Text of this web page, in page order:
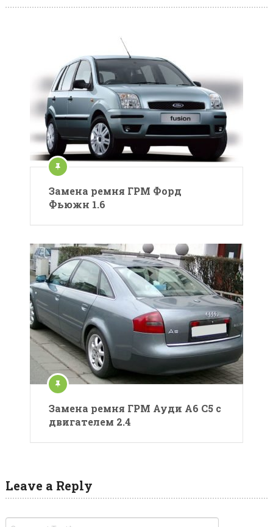
Замена ремня ГРМ Форд
Фьюжн 1.6
Замена ремня ГРМ Ауди А6 С5 с
двигателем 2.4
Leave a Reply